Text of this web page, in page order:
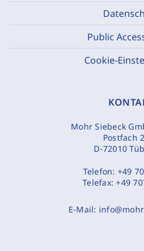
Public
Cookie-
Mohr Siebeck
Postfach
D-72010
Telefon: +49
Telefax:+49
E-Mail: